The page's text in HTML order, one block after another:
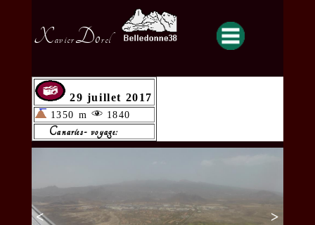
XavierDorel
29 juillet 2017
1350 m 1840
Canaries- voyage:
< >